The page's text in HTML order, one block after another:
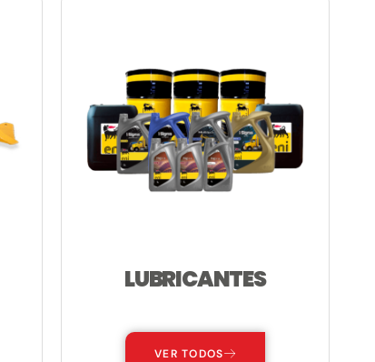
LUBRICANTES
VER TODOS